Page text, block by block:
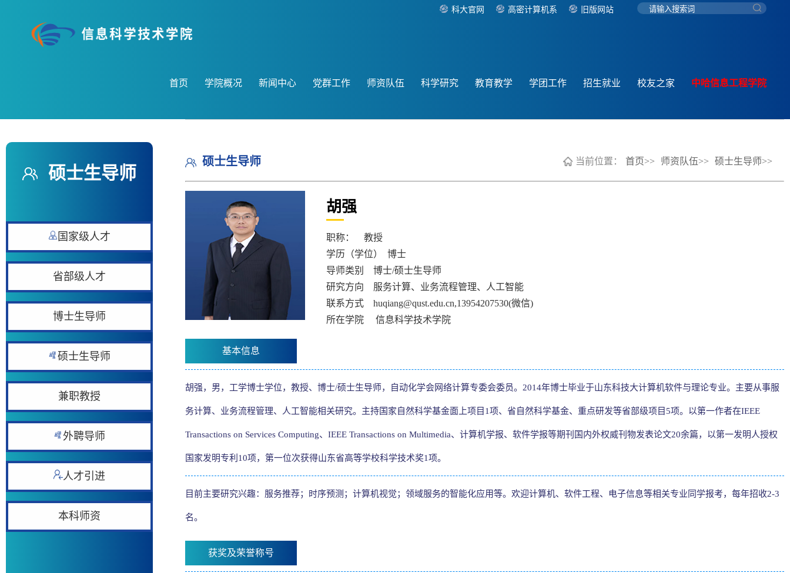
科大官网 高密计算机系 旧版网站
首页 学院概况 新闻中心 党群工作 师资队伍 科学研究 教育教学 学团工作 招生就业 校友之家 中哈信息工程学院
硕士生导师
国家级人才
省部级人才
博士生导师
硕士生导师
兼职教授
外聘导师
人才引进
本科师资
硕士生导师 当前位置： 首页>> 师资队伍>> 硕士生导师>>
胡强
职称： 教授
学历（学位） 博士
导师类别 博士/硕士生导师
研究方向 服务计算、业务流程管理、人工智能
联系方式 huqiang@qust.edu.cn,13954207530(微信)
所在学院 信息科学技术学院
基本信息
胡强，男，工学博士学位，教授、博士/硕士生导师，自动化学会网络计算专委会委员。2014年博士毕业于山东科技大计算机软件与理论专业。主要从事服
务计算、业务流程管理、人工智能相关研究。主持国家自然科学基金面上项目1项、省自然科学基金、重点研发等省部级项目5项。以第一作者在IEEE
Transactions on Services Computing、IEEE Transactions on Multimedia、计算机学报、软件学报等期刊国内外权威刊物发表论文20余篇，以第一发明人授权
国家发明专利10项，第一位次获得山东省高等学校科学技术奖1项。
目前主要研究兴趣：服务推荐；时序预测；计算机视觉；领域服务的智能化应用等。欢迎计算机、软件工程、电子信息等相关专业同学报考，每年招收2-3
名。
获奖及荣誉称号